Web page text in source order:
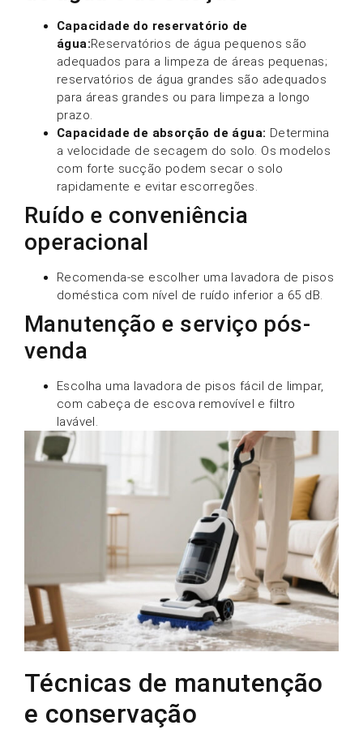
Capacidade do reservatório de
água:Reservatórios de água pequenos são
adequados para a limpeza de áreas pequenas;
reservatórios de água grandes são adequados
para áreas grandes ou para limpeza a longo
prazo.
Capacidade de absorção de água: Determina
a velocidade de secagem do solo. Os modelos
com forte sucção podem secar o solo
rapidamente e evitar escorregões.
Ruído e conveniência
operacional
Recomenda-se escolher uma lavadora de pisos
doméstica com nível de ruído inferior a 65 dB.
Manutenção e serviço pós-
venda
Escolha uma lavadora de pisos fácil de limpar,
com cabeça de escova removível e filtro
lavável.
Técnicas de manutenção
e conservação